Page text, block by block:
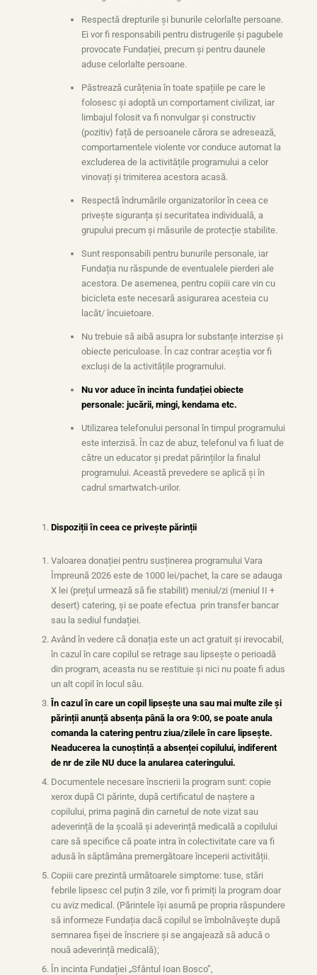
Respectă drepturile și bunurile celorlalte persoane.
Ei vor fi responsabili pentru distrugerile și pagubele
provocate Fundației, precum și pentru daunele
aduse celorlalte persoane.
Păstrează curățenia în toate spațiile pe care le
folosesc și adoptă un comportament civilizat, iar
limbajul folosit va fi nonvulgar și constructiv
(pozitiv) față de persoanele cărora se adresează,
comportamentele violente vor conduce automat la
excluderea de la activitățile programului a celor
vinovați și trimiterea acestora acasă.
Respectă îndrumările organizatorilor în ceea ce
privește siguranța și securitatea individuală, a
grupului precum și măsurile de protecție stabilite.
Sunt responsabili pentru bunurile personale, iar
Fundația nu răspunde de eventualele pierderi ale
acestora. De asemenea, pentru copiii care vin cu
bicicleta este necesară asigurarea acesteia cu
lacăt/ încuietoare.
Nu trebuie să aibă asupra lor substanțe interzise și
obiecte periculoase. În caz contrar aceștia vor fi
excluși de la activitățile programului.
Nu vor aduce în incinta fundației obiecte
personale: jucării, mingi, kendama etc.
Utilizarea telefonului personal în timpul programului
este interzisă. În caz de abuz, telefonul va fi luat de
către un educator și predat părinților la finalul
programului. Această prevedere se aplică și în
cadrul smartwatch-urilor.
Dispoziții în ceea ce privește părinții
Valoarea donației pentru susținerea programului Vara
Împreună 2026 este de 1000 lei/pachet, la care se adauga
X lei (prețul urmează să fie stabilit) meniul/zi (meniul II +
desert) catering, și se poate efectua prin transfer bancar
sau la sediul fundației.
Având în vedere că donația este un act gratuit și irevocabil,
în cazul în care copilul se retrage sau lipsește o perioadă
din program, aceasta nu se restituie și nici nu poate fi adus
un alt copil în locul său.
În cazul în care un copil lipsește una sau mai multe zile și
părinții anunță absența până la ora 9:00, se poate anula
comanda la catering pentru ziua/zilele în care lipsește.
Neaducerea la cunoștință a absenței copilului, indiferent
de nr de zile NU duce la anularea cateringului.
Documentele necesare înscrierii la program sunt: copie
xerox după CI părinte, după certificatul de naștere a
copilului, prima pagină din carnetul de note vizat sau
adeverință de la școală și adeverință medicală a copilului
care să specifice că poate intra în colectivitate care va fi
adusă în săptămâna premergătoare începerii activității.
Copiii care prezintă următoarele simptome: tuse, stări
febrile lipsesc cel puțin 3 zile, vor fi primiți la program doar
cu aviz medical. (Părintele își asumă pe propria răspundere
să informeze Fundația dacă copilul se îmbolnăvește după
semnarea fișei de înscriere și se angajează să aducă o
nouă adeverință medicală);
În incinta Fundației „Sfântul Ioan Bosco”,